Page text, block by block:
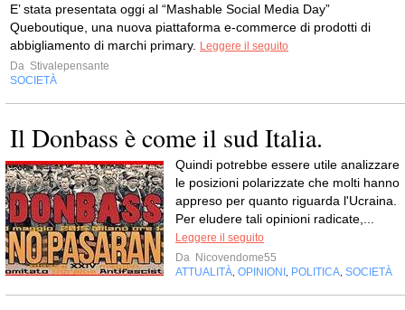
E’ stata presentata oggi al “Mashable Social Media Day”
Queboutique, una nuova piattaforma e-commerce di prodotti di
abbigliamento di marchi primary. Leggere il seguito
Da Stivalepensante
SOCIETÀ
Il Donbass è come il sud Italia.
Quindi potrebbe essere utile analizzare
le posizioni polarizzate che molti hanno
appreso per quanto riguarda l'Ucraina.
Per eludere tali opinioni radicate,...
Leggere il seguito
Da Nicovendome55
ATTUALITÀ OPINIONI POLITICA SOCIETÀ